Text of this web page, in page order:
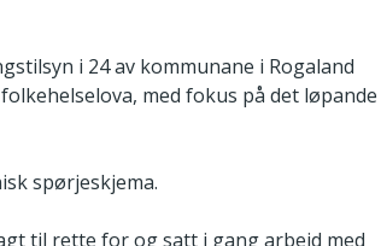
i 24 av kommunane i Rogaland
med fokus på det løpande
spørjeskjema.
til rette for og satt i gang arbeid med